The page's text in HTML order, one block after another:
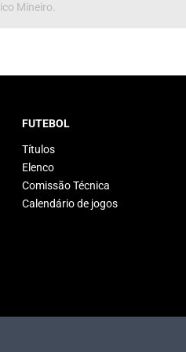
Mineiro.
FUTEBOL
Títulos
Elenco
Comissão Técnica
Calendário de jogos